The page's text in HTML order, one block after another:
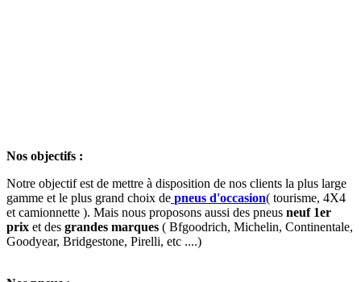
Nos objectifs :
Notre objectif est de mettre à disposition de nos clients la plus large
gamme et le plus grand choix de pneus d'occasion( tourisme, 4X4
et camionnette ). Mais nous proposons aussi des pneus neuf 1er
prix et des grandes marques ( Bfgoodrich, Michelin, Continentale,
Goodyear, Bridgestone, Pirelli, etc ....)